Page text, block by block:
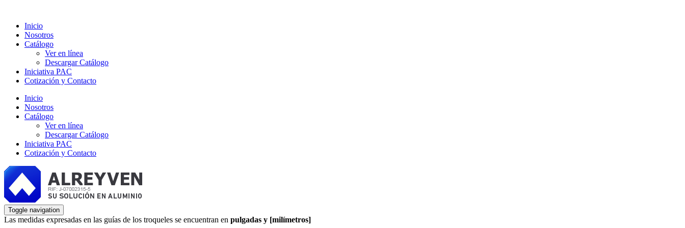
Inicio
Nosotros
Catálogo
Ver en línea
Descargar Catálogo
Iniciativa PAC
Cotización y Contacto
Inicio
Nosotros
Catálogo
Ver en línea
Descargar Catálogo
Iniciativa PAC
Cotización y Contacto
Toggle navigation
Las medidas expresadas en las guías de los troqueles se encuentran en pulgadas y [milímetros]